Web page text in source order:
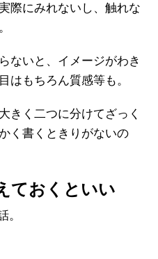
際にみれないし、触れな
ないと、イメージがわき
はもちろん質感等も。
きく二つに分けてざっく
く書くときりがないの
ておくといい
。